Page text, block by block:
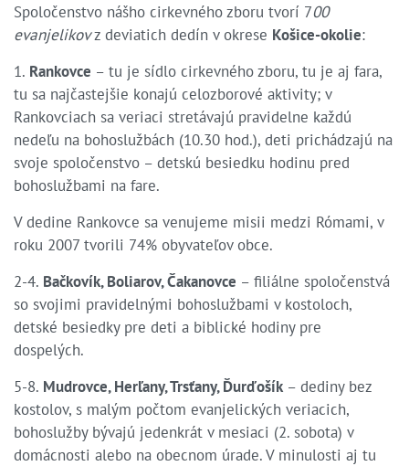
Spoločenstvo nášho cirkevného zboru tvorí 700
evanjelikovz deviatich dedín v okrese Košice-okolie:
1. Rankovce – tu je sídlo cirkevného zboru, tu je aj fara,
tu sa najčastejšie konajú celozborové aktivity; v
Rankovciach sa veriaci stretávajú pravidelne každú
nedeľu na bohoslužbách (10.30 hod.), deti prichádzajú na
svoje spoločenstvo – detskú besiedku hodinu pred
bohoslužbami na fare.
V dedine Rankovce sa venujeme misii medzi Rómami, v
roku 2007 tvorili 74% obyvateľov obce.
2-4. Bačkovík, Boliarov, Čakanovce – filiálne spoločenstvá
so svojimi pravidelnými bohoslužbami v kostoloch,
detské besiedky pre deti a biblické hodiny pre
dospelých.
5-8. Mudrovce, Herľany, Trsťany, Ďurďošík– dediny bez
kostolov, s malým počtom evanjelických veriacich,
bohoslužby bývajú jedenkrát v mesiaci (2. sobota) v
domácnosti alebo na obecnom úrade. V minulosti aj tu